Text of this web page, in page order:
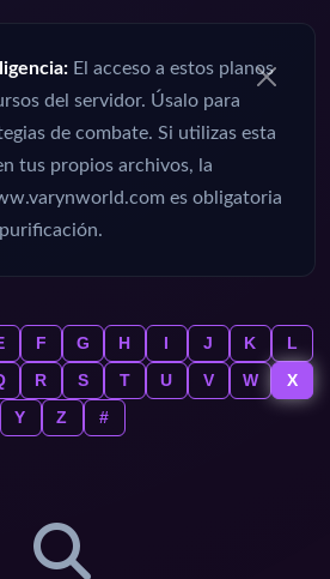
El acceso a estos planos
del servidor. Úsalo para
de combate. Si utilizas esta
tus propios archivos, la
es obligatoria
F G H I J K
L
R S T U V W
X
Y
Z #